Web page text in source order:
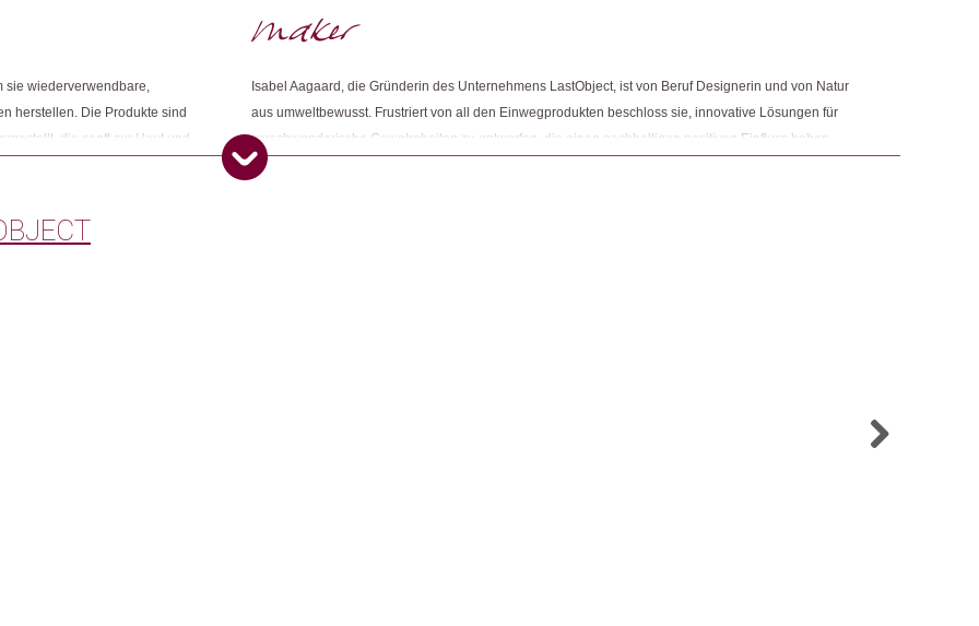
Weitere Produkte shoppen, die diesem Changemaker Kriterium entsprechen:
Dieses Produkt weiterempfehlen:
sie wiederverwendbare,
herstellen. Die Produkte sind
die sanft zur Haut und
Isabel Aagaard, die Gründerin des Unternehmens LastObject, ist von Beruf Designerin und von Natur
aus umweltbewusst. Frustriert von all den Einwegprodukten beschloss sie, innovative Lösungen für
verschwenderische Gewohnheiten zu entwerfen, die einen nachhaltigen positiven Einfluss haben.
LastObject wurde 2018 gegründet. Als Öko-Kämpferin und Power-Mom, die immer mit gutem Beispiel